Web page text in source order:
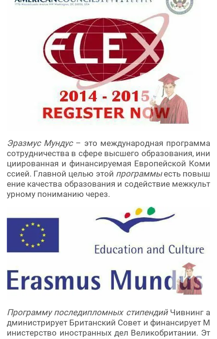
Эразмус Мундус– это международная программа
сотрудничества в сфере высшего образования, ини
циированная и финансируемая Европейской Коми
ссией. Главной целью этой программыесть повыш
ение качества образования и содействие межкульт
урному пониманию через.
Программу последипломных стипендийЧивнинг а
дминистрирует Британский Совет и финансирует М
инистерство иностранных дел Великобритании. Эт